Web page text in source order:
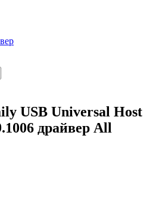
USB Universal Host
драйвер All